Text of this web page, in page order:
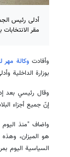
أدلى رئيس
مقر الانتخابات
وأفادت وكالة مهر
بوزارة الداخلية
وقال رئيسي بعد
إنّ جميع أجزاء
واضاف "منذ
هو الميزان،
السياسية اليوم